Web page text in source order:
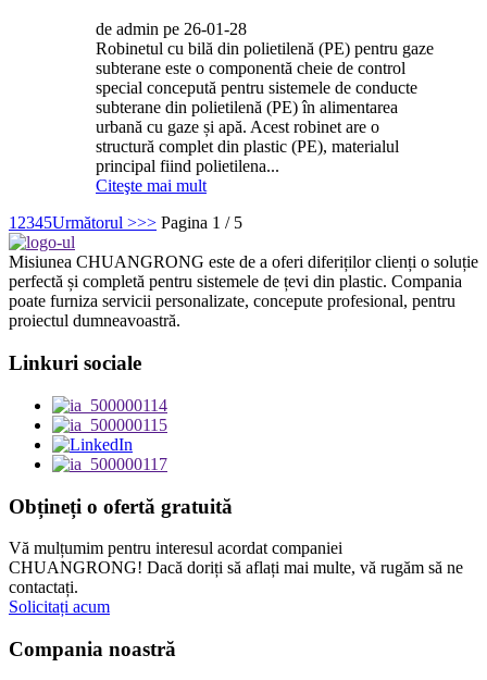
de admin pe 26-01-28
Robinetul cu bilă din polietilenă (PE) pentru gaze
subterane este o componentă cheie de control
special concepută pentru sistemele de conducte
subterane din polietilenă (PE) în alimentarea
urbană cu gaze și apă. Acest robinet are o
structură complet din plastic (PE), materialul
principal fiind polietilena...
Citeşte mai mult
12345Următorul >>> Pagina 1 / 5
Misiunea CHUANGRONG este de a oferi diferiților clienți o soluție
perfectă și completă pentru sistemele de țevi din plastic. Compania
poate furniza servicii personalizate, concepute profesional, pentru
proiectul dumneavoastră.
Linkuri sociale
Obțineți o ofertă gratuită
Vă mulțumim pentru interesul acordat companiei
CHUANGRONG! Dacă doriți să aflați mai multe, vă rugăm să ne
contactați.
Solicitați acum
Compania noastră